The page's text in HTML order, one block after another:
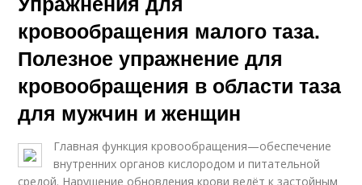
кровообращения малого таза.
Полезное упражнение для
кровообращения в области таза
для мужчин и женщин
Главная функция кровообращения—обеспечение
внутренних органов кислородом и питательной
средой. Нарушение обновления крови ведёт к застойным